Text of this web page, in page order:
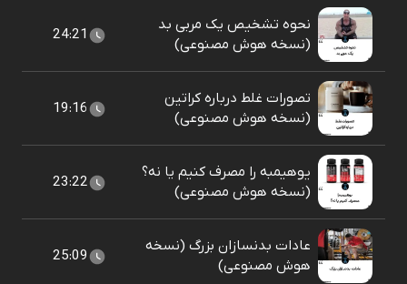
نحوه تشخیص یک مربی بد
(نسخه هوش مصنوعی)
24:21
تصورات غلط درباره کراتین
(نسخه هوش مصنوعی)
19:16
یوهیمبه را مصرف کنیم یا نه؟
(نسخه هوش مصنوعی)
23:22
عادات بدنسازان بزرگ (نسخه
هوش مصنوعی)
25:09